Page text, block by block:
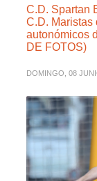
C.D. Spartan
C.D. Maristas
autonómicos
DE FOTOS)
DOMINGO, 08